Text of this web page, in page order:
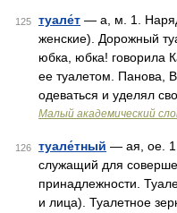
125 туале́т — а, м. 1.
женские). Дорожный
юбка, юбка! говорила
ее туалетом. Панова,
одеваться и уделял
Малый академический
126 туале́тный — ая, ое. 1.
служащий для
принадлежности.
и лица). Туалетное